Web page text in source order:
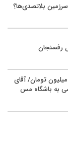
بلاتصدی‌ها؟
رفسنجان
مدیر غیربومی با دستمزد روزانه ۲۳ میلیون تومان/ آقای
به باشگاه مس